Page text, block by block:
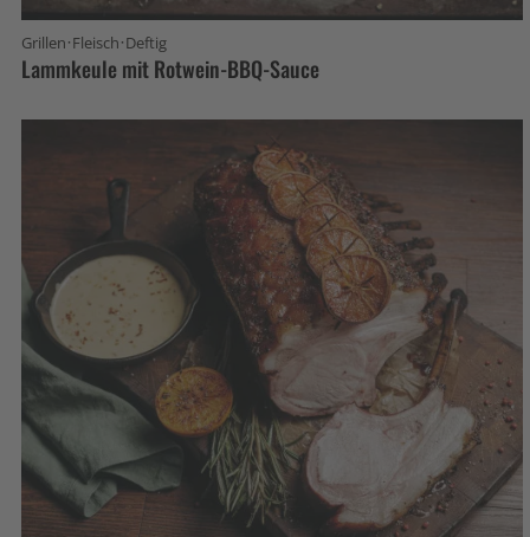
Grillen·Fleisch·Deftig
Lammkeule mit Rotwein-BBQ-Sauce